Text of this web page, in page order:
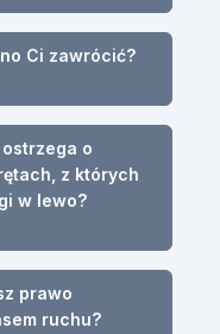
Ci zawrócić?
o
z których
w lewo?
prawo
ruchu?